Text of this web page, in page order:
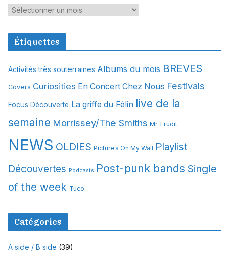
A
c
v
e
Étiquettes
Activités très souterraines Albums du mois BREVES
Covers Curiosities En Concert Chez Nous Festivals
Focus Découverte La griffe du Félin live de la
semaine Morrissey/The Smiths Mr Erudit
NEWS OLDIES Pictures On My Wall Playlist
Découvertes Podcasts Post-punk bands Single
of the week Tuco
Catégories
A side / B side (39)